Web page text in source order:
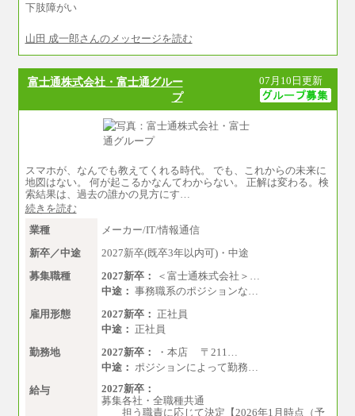
※詳細はJTBキャリアサイトよりご確認くださ
い。
＜有期社員コース＞
■(株)JTBビジネストランスフォーム
有期契約職 月給185,000～195,000円
※詳細はJTBキャリアサイトよりご確認くださ
い。
■(株)JTBパブリッシング ※2027年新卒募集終
総合職 月給241,000円
中途：
①月給227,000円以上
②月給212,000円以上
④月給23万円～37万円
⑤月給20万円～25万円
⑥月給33万円～48万円
⑦月給271,000円以上
⑧～⑮月給200,000円〜月給400,000円
⑯月給185,000円以上
⑰月給237,000円以上
⑱月給212,000円以上
⑲東京：月給202,000 円以上 、京都：月給193,00
0 円以上
⑳月給205,000円以上
㉑月給185,000 円以上
㉒月給185,000 円以上
※全コース共通※ 能力・経験・勤務地などに
より異なります
中途：
※経験、能力を考慮の上、当社規定により
優遇いたします
※自己成長支援金(10,000円）を含む
※別途、Workstyle支援金(月額4,000円）
下肢障がい
山田 成一郎さんのメッセージを読む
富士通株式会社・富士通グルー
プ
07月10日更新
スマホが、なんでも教えてくれる時代。 でも、これからの未来に
地図はない。 何が起こるかなんてわからない。 正解は変わる。検
索結果は、過去の誰かの見方にす…
続きを読む
業種
メーカー/IT/情報通信
新卒／中途
2027新卒(既卒3年以内可)・中途
募集職種
2027新卒：
＜富士通株式会社＞…
中途： 事務職系のポジションな…
雇用形態
2027新卒： 正社員
中途： 正社員
勤務地
2027新卒：
・本店 〒211…
中途： ポジションによって勤務…
給与
2027新卒：
募集各社・全職種共通
担う職責に応じて決定【2026年1月時点（予